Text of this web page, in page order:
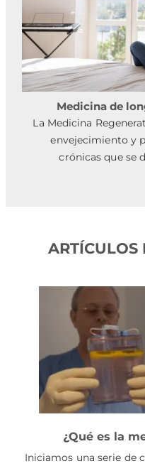
Medicina de
La Medicina
envejecimiento y
crónicas que se
ARTÍCULOS
¿Qué es la
Iniciamos una serie de